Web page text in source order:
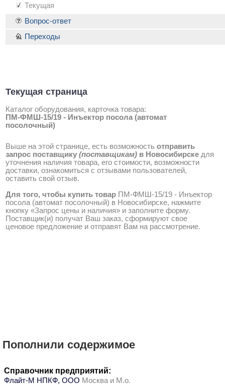
Текущая
Текущая страница
Каталог оборудования, карточка товара:
ПМ-ФМШ-15/19 - Инъектор посола (автомат
посолочный)
Выше на этой странице, есть возможность отправить
запрос поставщику (поставщикам) в Новосибирске для
уточнения наличия товара, его стоимости, возможности
доставки, ознакомиться с отзывами пользователей,
оставить свой отзыв.
Для того, чтобы купить товар ПМ-ФМШ-15/19 - Инъектор
посола (автомат посолочный) в Новосибирске, нажмите
кнопку «Запрос цены и наличия» и заполните форму.
Поставщик(и) получат Ваш заказ, сформируют свое
ценовое предложение и отправят Вам на рассмотрение.
Вопрос-ответ
Переходы
Пополнили содержимое
Справочник предприятий:
Флайт-М НПКФ, ООО Москва и М.о.